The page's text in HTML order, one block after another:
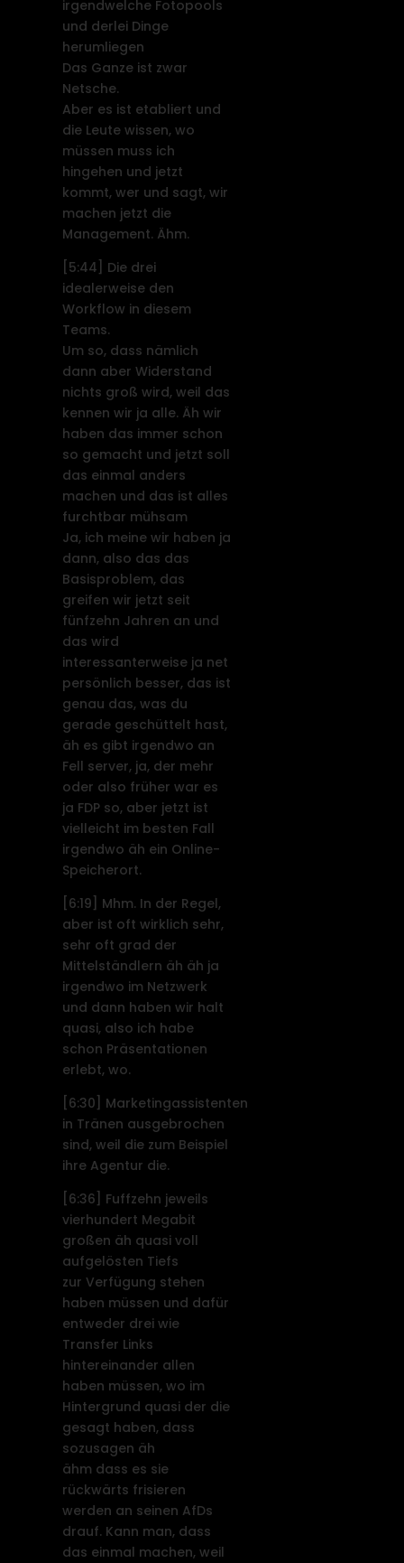
irgendwelche Fotopools
und derlei Dinge
herumliegen
Das Ganze ist zwar
Netsche.
Aber es ist etabliert und
die Leute wissen, wo
müssen muss ich
hingehen und jetzt
kommt, wer und sagt, wir
machen jetzt die
Management. Ähm.
[5:44]
Die drei
idealerweise den
Workflow in diesem
Teams.
Um so, dass nämlich
dann aber Widerstand
nichts groß wird, weil das
kennen wir ja alle. Äh wir
haben das immer schon
so gemacht und jetzt soll
das einmal anders
machen und das ist alles
furchtbar mühsam
Ja, ich meine wir haben ja
dann, also das das
Basisproblem, das
greifen wir jetzt seit
fünfzehn Jahren an und
das wird
interessanterweise ja net
persönlich besser, das ist
genau das, was du
gerade geschüttelt hast,
äh es gibt irgendwo an
Fell server, ja, der mehr
oder also früher war es
ja FDP so, aber jetzt ist
vielleicht im besten Fall
irgendwo äh ein Online-
Speicherort.
[6:19]
Mhm. In der Regel,
aber ist oft wirklich sehr,
sehr oft grad der
Mittelständlern äh äh ja
irgendwo im Netzwerk
und dann haben wir halt
quasi, also ich habe
schon Präsentationen
erlebt, wo.
[6:30]
Marketingassistenten
in Tränen ausgebrochen
sind, weil die zum Beispiel
ihre Agentur die.
[6:36]
Fuffzehn jeweils
vierhundert Megabit
großen äh quasi voll
aufgelösten Tiefs
zur Verfügung stehen
haben müssen und dafür
entweder drei wie
Transfer Links
hintereinander allen
haben müssen, wo im
Hintergrund quasi der die
gesagt haben, dass
sozusagen äh
ähm dass es sie
rückwärts frisieren
werden an seinen AfDs
drauf. Kann man, dass
das einmal machen, weil